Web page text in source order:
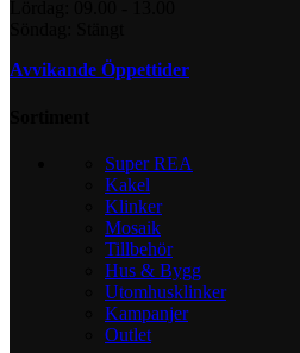
Avvikande Öppettider
Super REA
Kakel
Klinker
Mosaik
Tillbehör
Hus & Bygg
Utomhusklinker
Kampanjer
Outlet